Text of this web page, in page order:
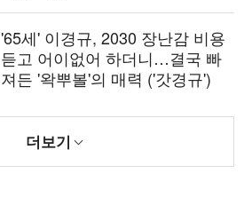
'65세' 이경규, 2030 장난감 비용
듣고 어이없어 하더니…결국 빠
져든 '왁뿌볼'의 매력 ('갓경규')
더보기